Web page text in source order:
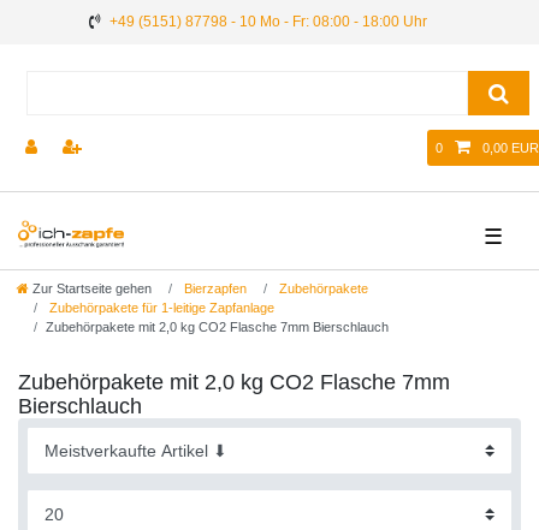
+49 (5151) 87798 - 10 Mo - Fr: 08:00 - 18:00 Uhr
0 0,00 EUR
☰
Zur Startseite gehen Bierzapfen
Zubehörpakete
Zubehörpakete für 1-leitige Zapfanlage
Zubehörpakete mit 2,0 kg CO2 Flasche 7mm Bierschlauch
Zubehörpakete mit 2,0 kg CO2 Flasche 7mm
Bierschlauch